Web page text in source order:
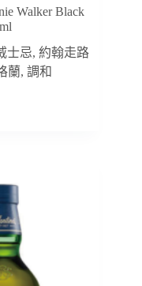
Walker Black
士忌,約翰走路
蘭, 調和